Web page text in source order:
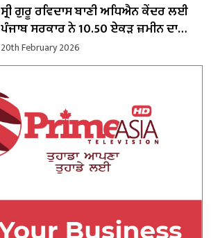
ਸ੍ਰੀ ਗੁਰੂ ਰਵਿਦਾਸ ਬਾਣੀ ਅਧਿਐਨ ਕੇਂਦਰ ਲਈ
ਪੰਜਾਬ ਸਰਕਾਰ ਨੇ 10.50 ਏਕੜ ਜ਼ਮੀਨ ਦਾ
ਕਬਜ਼ਾ ਲਿਆ
20th February 2026